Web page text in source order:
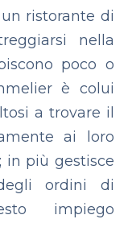
ristorante di
nella
poco o
è colui
a trovare il
ai loro
in più gestisce
ordini di
impiego